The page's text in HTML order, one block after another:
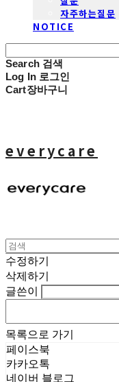
자주하는질문
NOTICE
Search 검색
Log In 로그인
Cart장바구니
everycare
수정하기
삭제하기
글쓴이
목록으로 가기
페이스북
카카오톡
네이버 블로그